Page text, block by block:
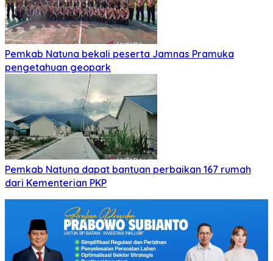
Pemkab Natuna bekali peserta Jamnas Pramuka
pengetahuan geopark
Pemkab Natuna dapat bantuan perbaikan 167 rumah
dari Kementerian PKP